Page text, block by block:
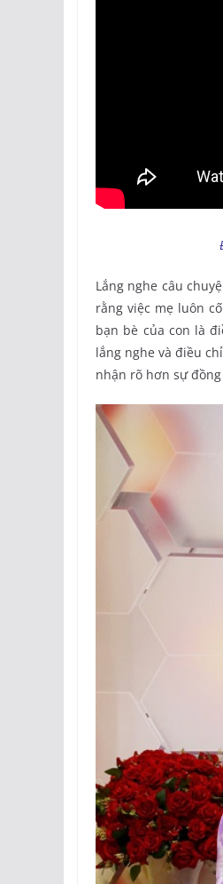
Lắng nghe câu
rằng việc mẹ luôn
bạn bè của con là
lắng nghe và điều
nhận rõ hơn sự